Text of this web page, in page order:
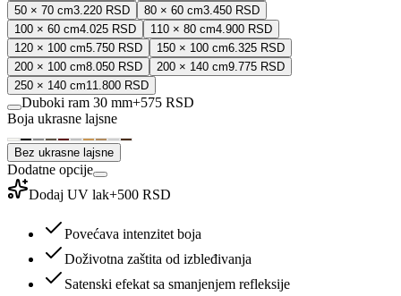
50 × 70 cm3.220 RSD 80 × 60 cm3.450 RSD
100 × 60 cm4.025 RSD 110 × 80 cm4.900 RSD
120 × 100 cm5.750 RSD 150 × 100 cm6.325 RSD
200 × 100 cm8.050 RSD 200 × 140 cm9.775 RSD
250 × 140 cm11.800 RSD
Duboki ram 30 mm+575 RSD
Boja ukrasne lajsne
Bez ukrasne lajsne
Dodatne opcije
Dodaj UV lak+500 RSD
Povećava intenzitet boja
Doživotna zaštita od izbleđivanja
Satenski efekat sa smanjenjem refleksije